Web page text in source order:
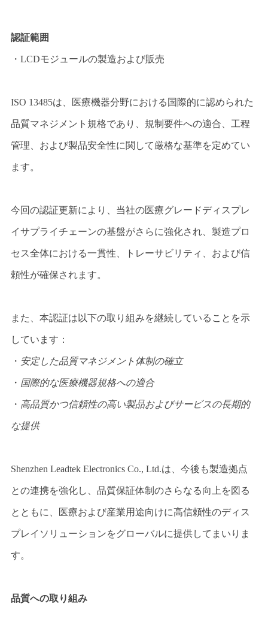
認証範囲
・LCDモジュールの製造および販売
ISO 13485は、医療機器分野における国際的に認められた
品質マネジメント規格であり、規制要件への適合、工程
管理、および製品安全性に関して厳格な基準を定めてい
ます。
今回の認証更新により、当社の医療グレードディスプレ
イサプライチェーンの基盤がさらに強化され、製造プロ
セス全体における一貫性、トレーサビリティ、および信
頼性が確保されます。
また、本認証は以下の取り組みを継続していることを示
しています：
・ 安定した品質マネジメント体制の確立
・ 国際的な医療機器規格への適合
・ 高品質かつ信頼性の高い製品およびサービスの長期的
な提供
Shenzhen Leadtek Electronics Co., Ltd.は、今後も製造拠点
との連携を強化し、品質保証体制のさらなる向上を図る
とともに、医療および産業用途向けに高信頼性のディス
プレイソリューションをグローバルに提供してまいりま
す。
品質への取り組み